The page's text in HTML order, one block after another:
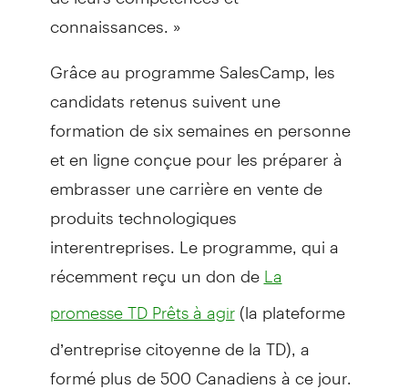
connaissances. »
Grâce au programme SalesCamp, les
candidats retenus suivent une
formation de six semaines en personne
et en ligne conçue pour les préparer à
embrasser une carrière en vente de
produits technologiques
interentreprises. Le programme, qui a
récemment reçu un don de La
promesse TD Prêts à agir(la plateforme
d’entreprise citoyenne de la TD), a
formé plus de 500 Canadiens à ce jour.